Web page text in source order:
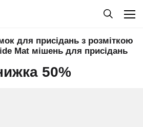
для присідань з розміткою
Mat мішень для присідань
50%